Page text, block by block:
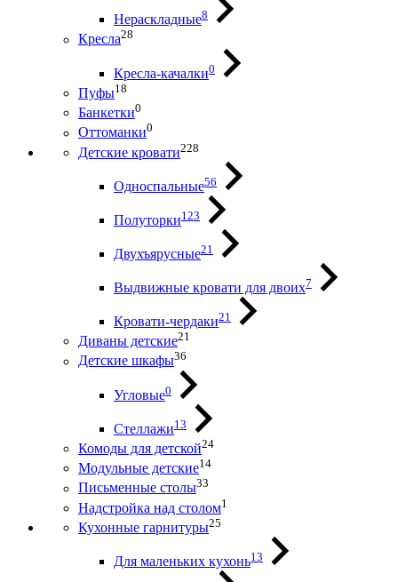
Нераскладные8
Кресла28
Кресла-качалки0
Пуфы18
Банкетки0
Оттоманки0
Детские кровати228
Односпальные56
Полуторки123
Двухъярусные21
Выдвижные кровати для двоих7
Кровати-чердаки21
Диваны детские21
Детские шкафы36
Угловые0
Стеллажи13
Комоды для детской24
Модульные детские14
Письменные столы33
Надстройка над столом1
Кухонные гарнитуры25
Для маленьких кухонь13